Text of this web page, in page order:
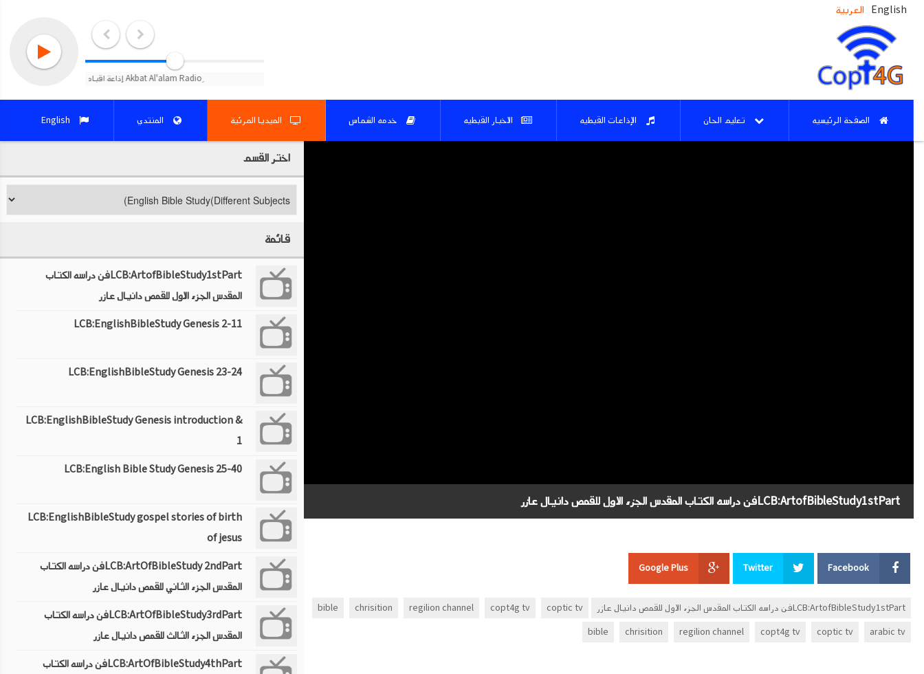
English العربية
ِAkbat Al'alam Radio إذاعة اقباط العالم
الصفحة الرئيسيه تعليم الحان الإذاعات القبطيه الاخبار القبطيه خدمه الشماس الميديا المرئية المنتدي English
LCB:ArtofBibleStudy1stPartفن دراسه الكتاب المقدس الجزء الاول للقمص دانيال عازر
Facebook
Twitter
Google Plus
LCB:ArtofBibleStudy1stPartفن دراسه الكتاب المقدس الجزء الاول للقمص دانيال عازر coptic tv
copt4g tv
regilion channel
chrisition
bible
arabic tv
coptic tv
copt4g tv
regilion channel
chrisition
bible
اختر القسم
قائمة
LCB:ArtofBibleStudy1stPartفن دراسه الكتاب
المقدس الجزء الاول للقمص دانيال عازر
LCB:EnglishBibleStudy Genesis 2-11
LCB:EnglishBibleStudy Genesis 23-24
LCB:EnglishBibleStudy Genesis introduction &
1
LCB:English Bible Study Genesis 25-40
LCB:EnglishBibleStudy gospel stories of birth
of jesus
LCB:ArtOfBibleStudy 2ndPartفن دراسه الكتاب
المقدس الجزء الثاني للقمص دانيال عازر
LCB:ArtOfBibleStudy3rdPartفن دراسه الكتاب
المقدس الجزء الثالث للقمص دانيال عازر
LCB:ArtOfBibleStudy4thPartفن دراسه الكتاب